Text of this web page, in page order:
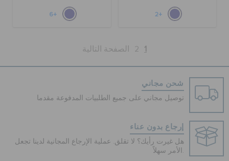
+2
+6
1
2 الصفحة التالية
شحن مجاني
توصيل مجاني على جميع الطلبيات المدفوعة مقدما
إرجاع بدون عناء
هل غيرت رأيك؟ لا تقلق. عملية الإرجاع المجانية لدينا تجعل